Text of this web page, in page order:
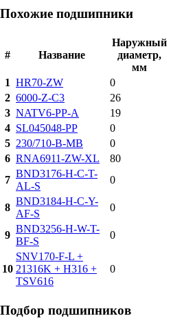
Похожие подшипники
# Название
Наружный
диаметр,
мм
1 HR70-ZW 0
2 6000-Z-C3 26
3 NATV6-PP-A 19
4 SL045048-PP 0
5 230/710-B-MB 0
6 RNA6911-ZW-XL 80
7
BND3176-H-C-T-
AL-S
0
8
BND3184-H-C-Y-
AF-S
0
9
BND3256-H-W-T-
BF-S
0
10
SNV170-F-L +
21316K + H316 +
TSV616
0
Подбор подшипников